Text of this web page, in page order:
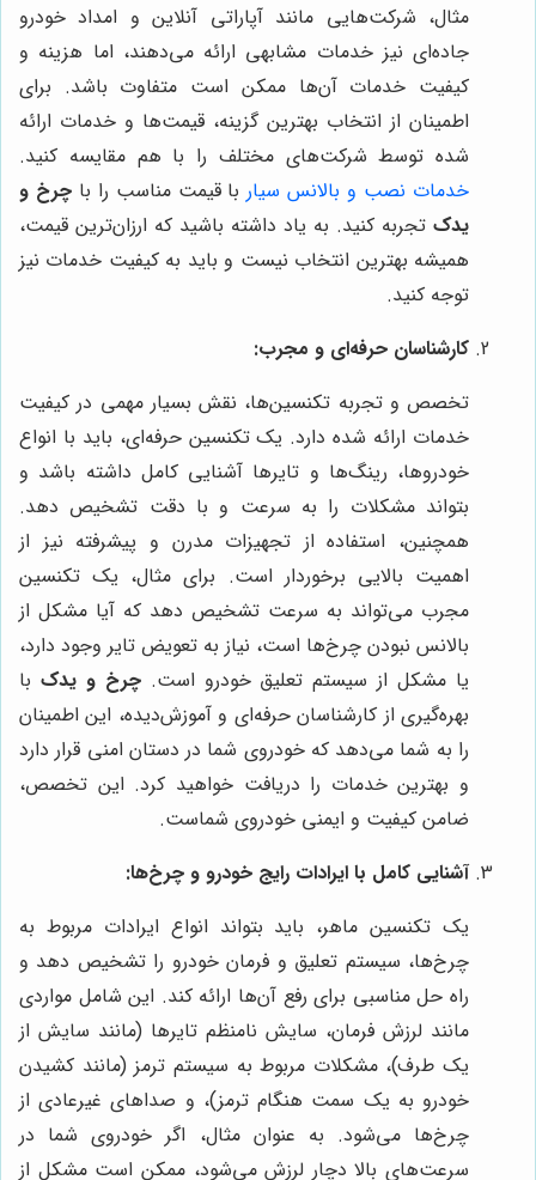
مثال، شرکت‌هایی مانند آپاراتی آنلاین و امداد خودرو
جاده‌ای نیز خدمات مشابهی ارائه می‌دهند، اما هزینه و
کیفیت خدمات آن‌ها ممکن است متفاوت باشد. برای
اطمینان از انتخاب بهترین گزینه، قیمت‌ها و خدمات ارائه
شده توسط شرکت‌های مختلف را با هم مقایسه کنید.
خدمات نصب و بالانس سیار با قیمت مناسب را باچرخ و
یدک تجربه کنید. به یاد داشته باشید که ارزان‌ترین قیمت،
همیشه بهترین انتخاب نیست و باید به کیفیت خدمات نیز
توجه کنید.
کارشناسان حرفه‌ای و مجرب:
تخصص و تجربه تکنسین‌ها، نقش بسیار مهمی در کیفیت
خدمات ارائه شده دارد. یک تکنسین حرفه‌ای، باید با انواع
خودروها، رینگ‌ها و تایرها آشنایی کامل داشته باشد و
بتواند مشکلات را به سرعت و با دقت تشخیص دهد.
همچنین، استفاده از تجهیزات مدرن و پیشرفته نیز از
اهمیت بالایی برخوردار است. برای مثال، یک تکنسین
مجرب می‌تواند به سرعت تشخیص دهد که آیا مشکل از
بالانس نبودن چرخ‌ها است، نیاز به تعویض تایر وجود دارد،
یا مشکل از سیستم تعلیق خودرو است.چرخ و یدک با
بهره‌گیری از کارشناسان حرفه‌ای و آموزش‌دیده، این اطمینان
را به شما می‌دهد که خودروی شما در دستان امنی قرار دارد
و بهترین خدمات را دریافت خواهید کرد. این تخصص،
ضامن کیفیت و ایمنی خودروی شماست.
آشنایی کامل با ایرادات رایج خودرو و چرخ‌ها:
یک تکنسین ماهر، باید بتواند انواع ایرادات مربوط به
چرخ‌ها، سیستم تعلیق و فرمان خودرو را تشخیص دهد و
راه حل مناسبی برای رفع آن‌ها ارائه کند. این شامل مواردی
مانند لرزش فرمان، سایش نامنظم تایرها (مانند سایش از
یک طرف)، مشکلات مربوط به سیستم ترمز (مانند کشیدن
خودرو به یک سمت هنگام ترمز)، و صداهای غیرعادی از
چرخ‌ها می‌شود. به عنوان مثال، اگر خودروی شما در
سرعت‌های بالا دچار لرزش می‌شود، ممکن است مشکل از